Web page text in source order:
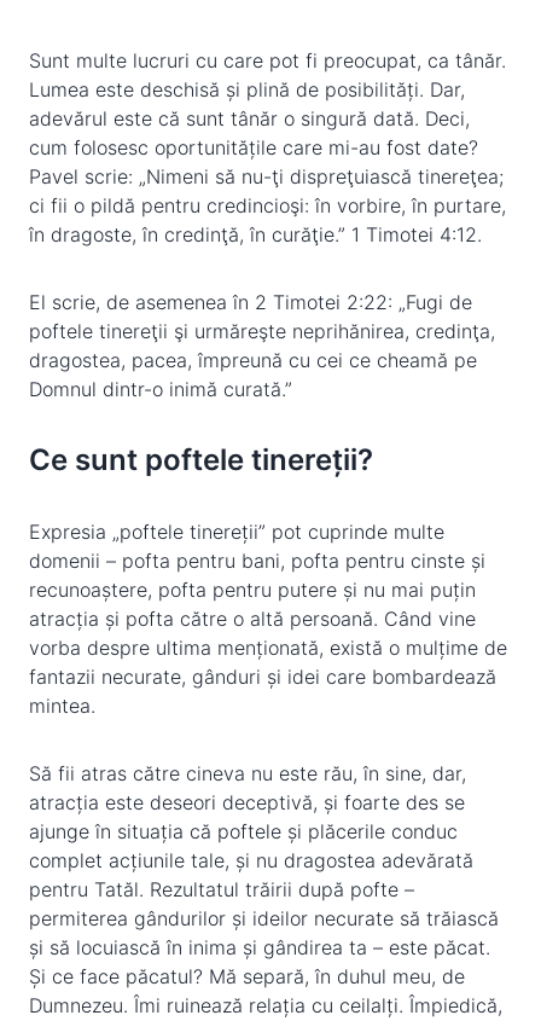
Sunt multe lucruri cu care pot fi preocupat, ca tânăr.
Lumea este deschisă și plină de posibilități. Dar,
adevărul este că sunt tânăr o singură dată. Deci,
cum folosesc oportunitățile care mi-au fost date?
Pavel scrie: „Nimeni să nu-ţi dispreţuiască tinereţea;
ci fii o pildă pentru credincioşi: în vorbire, în purtare,
în dragoste, în credinţă, în curăţie.” 1 Timotei 4:12.
El scrie, de asemenea în 2 Timotei 2:22: „Fugi de
poftele tinereţii şi urmăreşte neprihănirea, credinţa,
dragostea, pacea, împreună cu cei ce cheamă pe
Domnul dintr-o inimă curată.”
Ce sunt poftele tinereții?
Expresia „poftele tinereții” pot cuprinde multe
domenii – pofta pentru bani, pofta pentru cinste și
recunoaștere, pofta pentru putere și nu mai puțin
atracția și pofta către o altă persoană. Când vine
vorba despre ultima menționată, există o mulțime de
fantazii necurate, gânduri și idei care bombardează
mintea.
Să fii atras către cineva nu este rău, în sine, dar,
atracția este deseori deceptivă, și foarte des se
ajunge în situația că poftele și plăcerile conduc
complet acțiunile tale, și nu dragostea adevărată
pentru Tatăl. Rezultatul trăirii după pofte –
permiterea gândurilor și ideilor necurate să trăiască
și să locuiască în inima și gândirea ta – este păcat.
Și ce face păcatul? Mă separă, în duhul meu, de
Dumnezeu. Îmi ruinează relația cu ceilalți. Împiedică,